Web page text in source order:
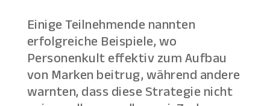
Einige Teilnehmende nannten
erfolgreiche Beispiele, wo
Personenkult effektiv zum Aufbau
von Marken beitrug, während andere
warnten, dass diese Strategie nicht